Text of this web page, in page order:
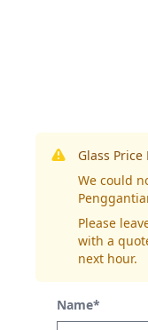
Glass
We could
Please
with a
next hour.
Name*